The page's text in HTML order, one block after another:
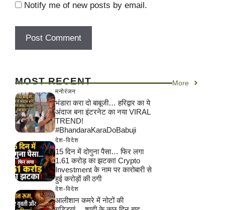
Notify me of new posts by email.
MOST RECENT More
मनोरंजन
भंडारा करा दो बाबूजी… हरिद्वार का ये
अंदाज बना इंटरनेट का नया VIRAL
TREND!
#BhandaraKaraDoBabuji
देश-विदेश
15 दिन में दोगुना पैसा… फिर लगा
1.61 करोड़ का झटका! Crypto
Investment के नाम पर कारोबारी से
हुई करोड़ों की ठगी
देश-विदेश
आलीशान कमरे में नोटों की